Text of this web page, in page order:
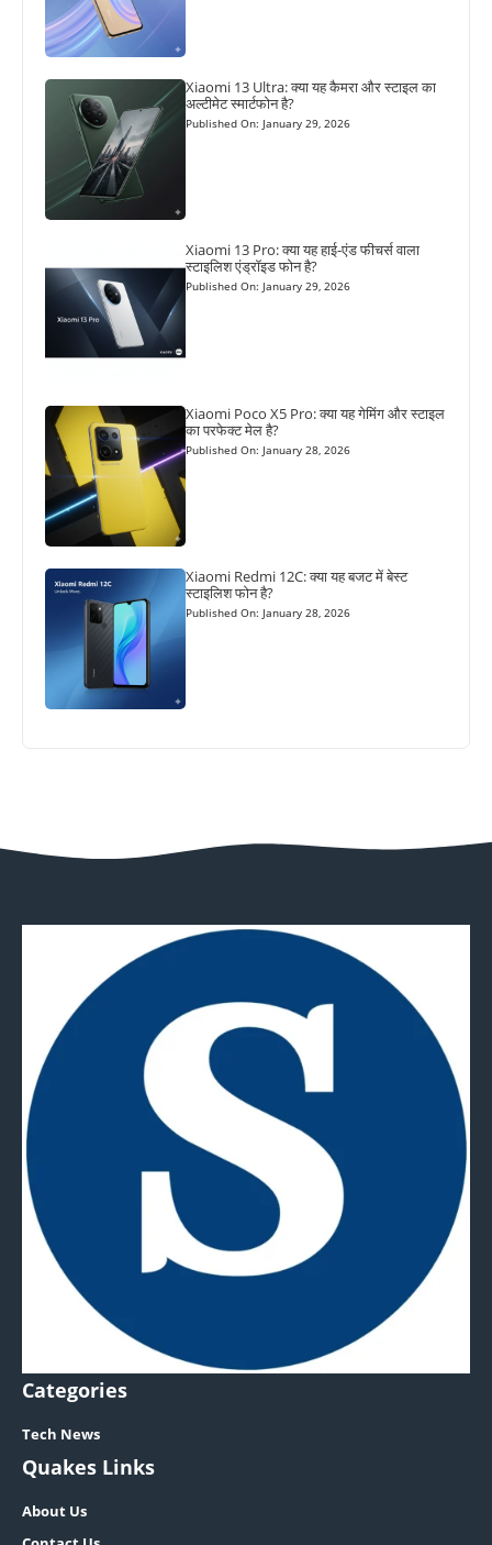
Xiaomi 13 Ultra: क्या यह कैमरा और स्टाइल का
अल्टीमेट स्मार्टफोन है?
Published On: January 29, 2026
Xiaomi 13 Pro: क्या यह हाई-एंड फीचर्स वाला
स्टाइलिश एंड्रॉइड फोन है?
Published On: January 29, 2026
Xiaomi Poco X5 Pro: क्या यह गेमिंग और स्टाइल
का परफेक्ट मेल है?
Published On: January 28, 2026
Xiaomi Redmi 12C: क्या यह बजट में बेस्ट
स्टाइलिश फोन है?
Published On: January 28, 2026
Categories
Tech News
Quakes Links
About Us